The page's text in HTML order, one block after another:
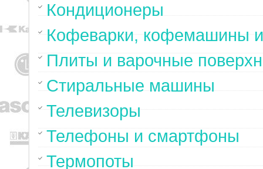
Кондиционеры
Кофеварки, кофемашины
Плиты и варочные
Стиральные машины
Телевизоры
Телефоны и смартфоны
Термопоты